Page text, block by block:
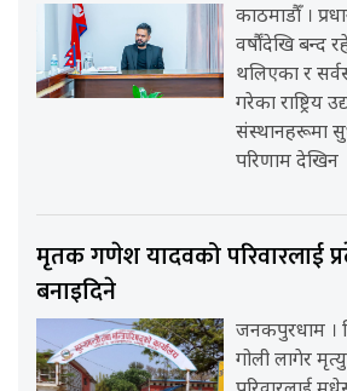
काठमाडौँ ।
वर्षौंदेखि बन्द
थलिएका र
गरेका राष्ट्रिय
संस्थानहरूमा
परिणाम देखिन
मृतक गणेश यादवको परिवारलाई
बनाइदिने
जनकपुरधाम ।
गोली लागेर